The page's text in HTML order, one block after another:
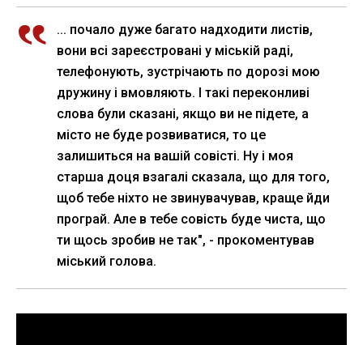
... почало дуже багато надходити листів,
вони всі зареєстровані у міській раді,
телефонують, зустрічають по дорозі мою
дружину і вмовляють. І такі переконливі
слова були сказані, якщо ви не підете, а
місто не буде розвиватися, то це
залишиться на вашій совісті. Ну і моя
старша доця взагалі сказала, що для того,
щоб тебе ніхто не звинувачував, краще йди
програй. Але в тебе совість буде чиста, що
ти щось зробив не так", - прокоментував
міський голова.